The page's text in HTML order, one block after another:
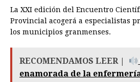
La XXI edición del Encuentro
Provincial acogerá a especialistas
los municipios granmenses.
RECOMENDAMOS LEER |
enamorada de la